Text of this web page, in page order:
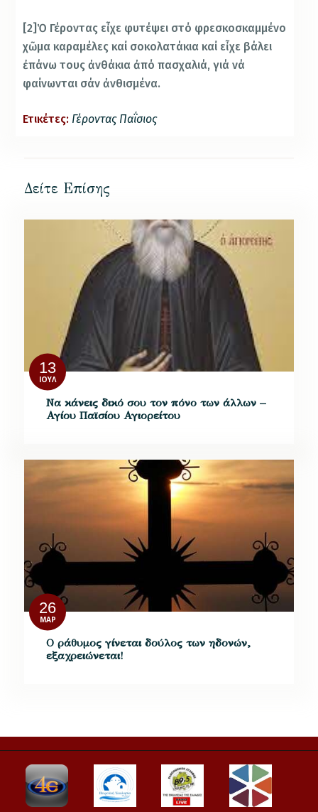
[2]Ὁ Γέροντας εἶχε φυτέψει στό φρεσκοσκαμμένο
χῶμα καραμέλες καί σοκολατάκια καί εἶχε βάλει
ἐπάνω τους ἀνθάκια ἀπό πασχαλιά, γιά νά
φαίνωνται σάν ἀνθισμένα.
Ετικέτες: Γέροντας Παΐσιος
Δείτε Επίσης
13
ΙΟΎΛ
Να κάνεις δικό σου τον πόνο των άλλων –
Αγίου Παϊσίου Αγιορείτου
26
ΜΑΡ
Ο ράθυμος γίνεται δούλος των ηδονών,
εξαχρειώνεται!